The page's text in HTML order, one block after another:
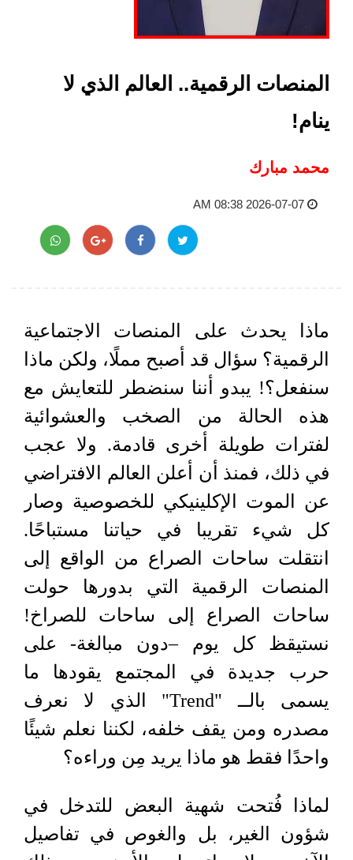
المنصات الرقمية.. العالم الذي لا
ينام!
محمد مبارك
2026-07-07 08:38 AM
ماذا يحدث على المنصات الاجتماعية
الرقمية؟ سؤال قد أصبح مملًا، ولكن ماذا
سنفعل؟! يبدو أننا سنضطر للتعايش مع
هذه الحالة من الصخب والعشوائية
لفترات طويلة أخرى قادمة. ولا عجب
في ذلك، فمنذ أن أعلن العالم الافتراضي
عن الموت الإكلينيكي للخصوصية وصار
كل شيء تقريبا في حياتنا مستباحًا.
انتقلت ساحات الصراع من الواقع إلى
المنصات الرقمية التي بدورها حولت
ساحات الصراع إلى ساحات للصراخ!
نستيقظ كل يوم –دون مبالغة- على
حرب جديدة في المجتمع يقودها ما
يسمى بالــ "Trend" الذي لا نعرف
مصدره ومن يقف خلفه، لكننا نعلم شيئًا
واحدًا فقط هو ماذا يريد مِن وراءه؟
لماذا فُتحت شهية البعض للتدخل في
شؤون الغير، بل والغوص في تفاصيل